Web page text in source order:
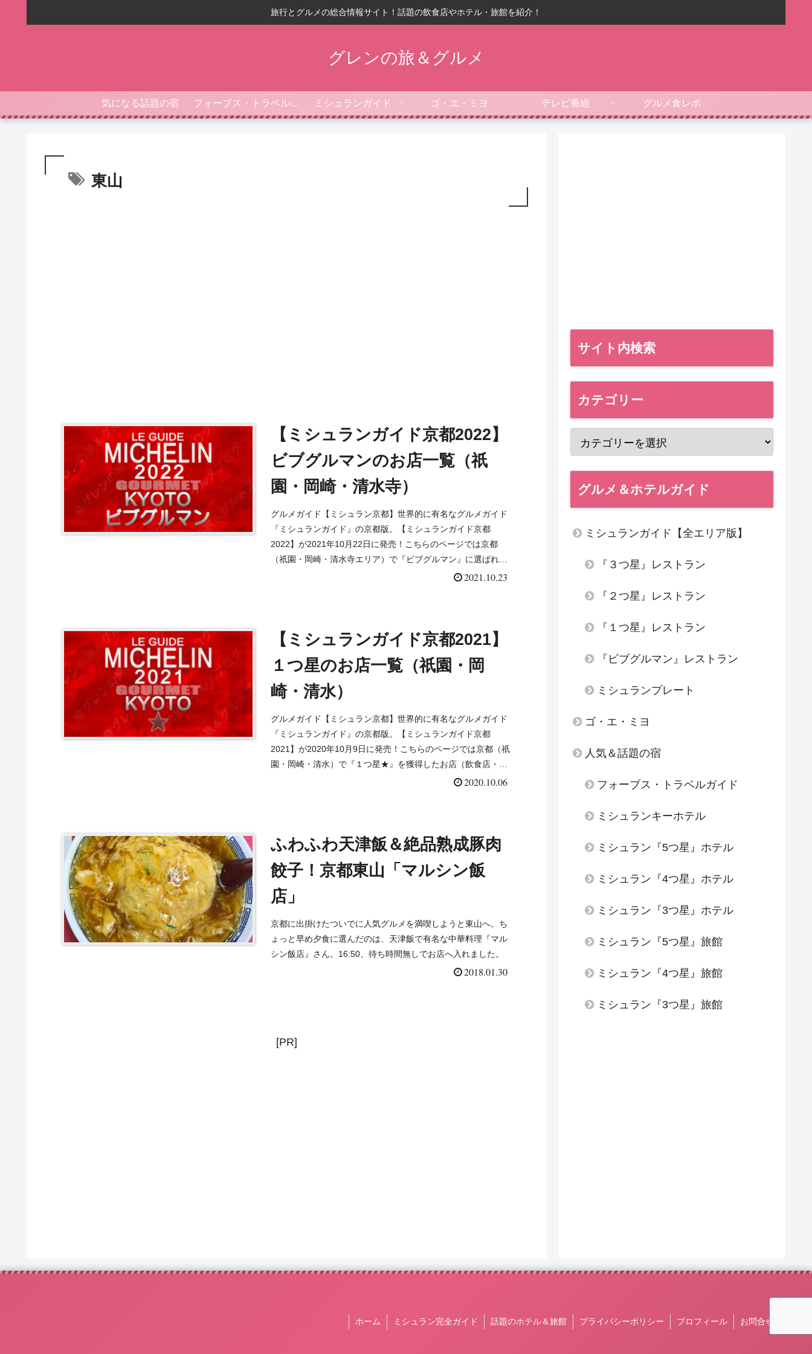
旅行とグルメの総合情報サイト！話題の飲食店やホテル・旅館を紹介！
グレンの旅＆グルメ
気になる話題の宿 フォーブス・トラベルガイド ミシュランガイド ゴ・エ・ミヨ テレビ番組 グルメ食レポ
東山
【ミシュランガイド京都2022】
ビブグルマンのお店一覧（祇
園・岡崎・清水寺）
グルメガイド【ミシュラン京都】世界的に有名なグルメガイド
『ミシュランガイド』の京都版。【ミシュランガイド京都
2022】が2021年10月22日に発売！こちらのページでは京都
（祇園・岡崎・清水寺エリア）で『ビブグルマン』に選ばれた
お店（飲食店・レストラン）を一覧にまとめました。2021.10.23
【ミシュランガイド京都2021】
１つ星のお店一覧（祇園・岡
崎・清水）
グルメガイド【ミシュラン京都】世界的に有名なグルメガイド
『ミシュランガイド』の京都版。【ミシュランガイド京都
2021】が2020年10月9日に発売！こちらのページでは京都（祇
園・岡崎・清水）で『１つ星★』を獲得したお店（飲食店・レ
2020.10.06
ふわふわ天津飯＆絶品熟成豚肉
餃子！京都東山「マルシン飯
店」
京都に出掛けたついでに人気グルメを満喫しようと東山へ。ち
ょっと早め夕食に選んだのは、天津飯で有名な中華料理『マル
シン飯店』さん。16:50、待ち時間無しでお店へ入れました。
2018.01.30
[PR]
サイト内検索
カテゴリー
グルメ＆ホテルガイド
ミシュランガイド【全エリア版】
『３つ星』レストラン
『２つ星』レストラン
『１つ星』レストラン
『ビブグルマン』レストラン
ミシュランプレート
ゴ・エ・ミヨ
人気＆話題の宿
フォーブス・トラベルガイド
ミシュランキーホテル
ミシュラン『5つ星』ホテル
ミシュラン『4つ星』ホテル
ミシュラン『3つ星』ホテル
ミシュラン『5つ星』旅館
ミシュラン『4つ星』旅館
ミシュラン『3つ星』旅館
ホーム ミシュラン完全ガイド 話題のホテル＆旅館 プライバシーポリシー プロフィール お問合せ